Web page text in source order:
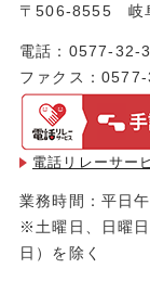
〒506-8555 岐
電話：0577-
ファクス：
電話リレーサー
業務時間：平日
※土曜日、日曜
日）を除く